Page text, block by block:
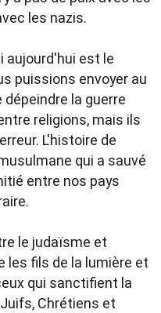
les nazis.
aujourd'hui est le
puissions envoyer au
la guerre
religions, mais ils
L'histoire de
qui a sauvé
entre nos pays
le judaïsme et
les fils de la lumière et
qui sanctifient la
Chrétiens et